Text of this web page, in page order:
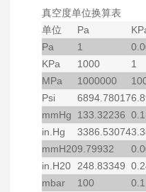
真空度单位换算表
单位
Pa
Pa
1
KPa
1000 1
MPa
1000000
Psi
6894.78017
mmHg
133.32236
in.Hg
3386.53074
mmH209.79932
in.H20
248.83349
mbar
100 0.1